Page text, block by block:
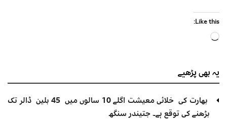
Like this:
Loading…
یہ بھیپڑھیے
بھارت کی خلائی معیشت اگلے 10 سالوں میں 45 بلین ڈالر تک
بڑھنے کی توقع ہے۔ جتیندر سنگھ